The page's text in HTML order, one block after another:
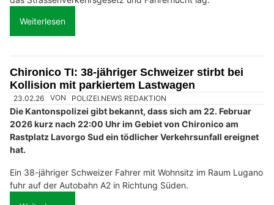
Weiterlesen
Chironico TI: 38-jähriger Schweizer stirbt bei
Kollision mit parkiertem Lastwagen
23.02.26 VON POLIZEI.NEWS REDAKTION
Die Kantonspolizei gibt bekannt, dass sich am 22. Februar
2026 kurz nach 22:00 Uhr im Gebiet von Chironico am
Rastplatz Lavorgo Sud ein tödlicher Verkehrsunfall ereignet
hat.
Ein 38-jähriger Schweizer Fahrer mit Wohnsitz im Raum Lugano
fuhr auf der Autobahn A2 in Richtung Süden.